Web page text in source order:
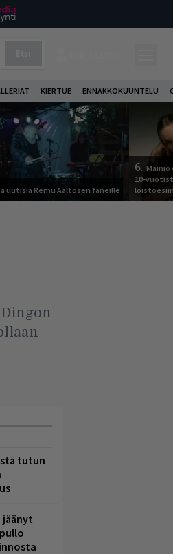
KIERTUE ENNAKKOKUUNTELU
uutisia Remu Aaltosen faneille
6.
10-
tutun